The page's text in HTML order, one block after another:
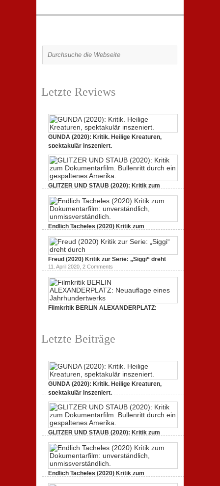
Letzte Reviews
GUNDA (2020): Kritik. Heilige Kreaturen,
spektakulär inszeniert.
GLITZER UND STAUB (2020): Kritik zum
Dokumentarfilm.
3. Oktober 2020,2 Comments
Endlich Tacheles (2020) Kritik zum
Dokumentarfilm: unverständlich,
19. Mai 2020,0 Comments
Freud (2020) Kritik zur Serie: „Siggi“ dreht
11. April 2020, 2 Comments
Filmkritik BERLIN ALEXANDERPLATZ:
Letzte Beiträge
GUNDA (2020): Kritik. Heilige Kreaturen,
spektakulär inszeniert.
GLITZER UND STAUB (2020): Kritik zum
Dokumentarfilm. Bullenritt durch ein
gespaltenes Amerika.
3. Oktober 2020,2 Comments
Endlich Tacheles (2020) Kritik zum
Dokumentarfilm: unverständlich,